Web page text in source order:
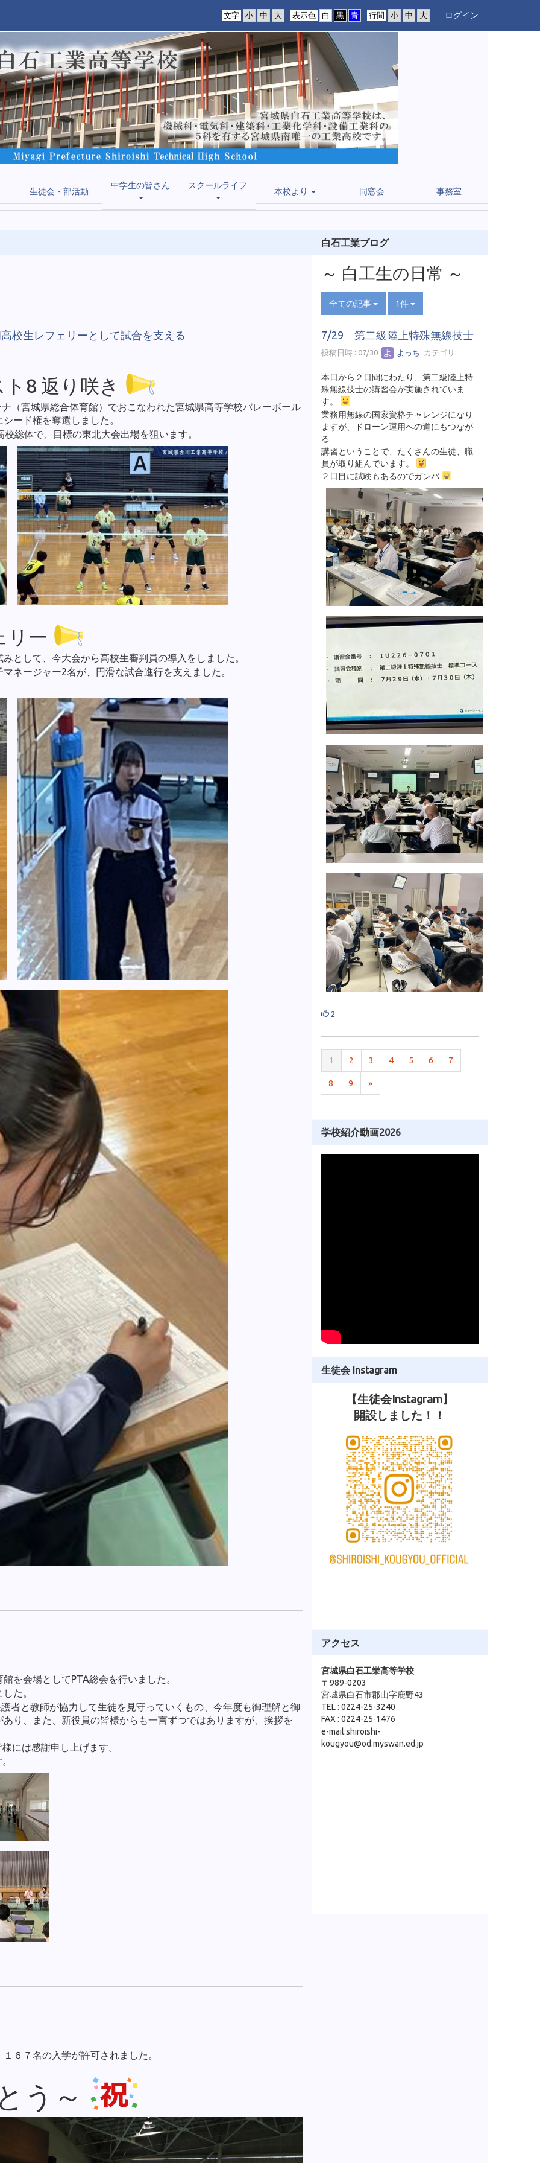
行間
表示色
文字 ログイン
生徒会・部活動
中学生の皆さん スクールライフ
本校より 同窓会 事務室
校生レフェリーとして試合を支える
8 返り咲き
（宮城県総合体育館）でおこなわれた宮城県高等学校バレーボール
ード権を奪還しました。
総体で、目標の東北大会出場を狙います。
リー
として、今大会から高校生審判員の導入をしました。
ネージャー2名が、円滑な試合進行を支えました。
を会場としてPTA総会を行いました。
た。
者と教師が協力して生徒を見守っていくもの、今年度も御理解と御
り、また、新役員の皆様からも一言ずつではありますが、挨拶を
には感謝申し上げます。
６７名の入学が許可されました。
う～
白石工業ブログ
～ 白工生の日常 ～
全ての記事 1件
7/29 第二級陸上特殊無線技士
投稿日時 : 07/30 よっち カテゴリ:
本日から２日間にわたり、第二級陸上特
殊無線技士の講習会が実施されていま
す。
業務用無線の国家資格チャレンジになり
ますが、ドローン運用への道にもつなが
る
講習ということで、たくさんの生徒、職
員が取り組んでいます。
２日目に試験もあるのでガンバ
2
1 2 3 4 5 6 7
8 9 »
学校紹介動画2026
生徒会 Instagram
【生徒会Instagram】
開設しました！！
アクセス
宮城県白石工業高等学校
〒989-0203
宮城県白石市郡山字鹿野43
TEL : 0224-25-3240
FAX : 0224-25-1476
e-mail:shiroishi-
kougyou@od.myswan.ed.jp